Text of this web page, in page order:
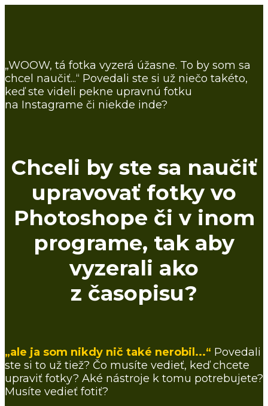
„WOOW, tá fotka vyzerá úžasne. To by som sa
chcel naučiť...“ Povedali ste si už niečo takéto,
keď ste videli pekne upravnú fotku
na Instagrame či niekde inde?
Chceli by ste sa naučiť
upravovať fotky vo
Photoshope či v inom
programe, tak aby
vyzerali ako
z časopisu?
„ale ja som nikdy nič také nerobil...“ Povedali
ste si to už tiež? Čo musíte vedieť, keď chcete
upraviť fotky? Aké nástroje k tomu potrebujete?
Musíte vedieť fotiť?